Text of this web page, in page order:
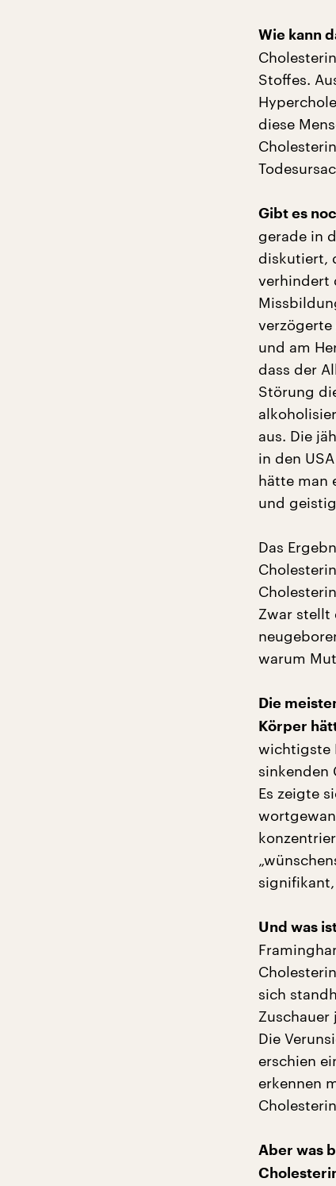
Wie kann
Stoffes.
diese
Gibt es
gerade in
diskutiert,
verhindert
und am
dass der
Störung
aus. Die
in den
hätte man
und
Das
Zwar stellt
warum
Die
Körper
wichtigste
sinkenden
Es zeigte
Und was
sich
Zuschauer
Die
erschien
erkennen
Aber was